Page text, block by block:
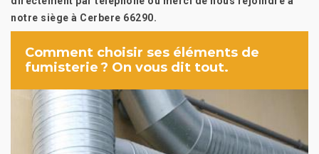
notre siège à Cerbere 66290.
Comment choisir ses éléments de
fumisterie ? On vous dit tout.